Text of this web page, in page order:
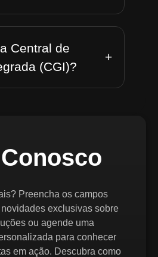
Central de
(CGI)?
+
Preencha os campos
exclusivas sobre
ou agende uma
para conhecer
em ação. Descubra como